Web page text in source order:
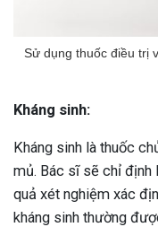
Sử dụng thuốc điều trị
Kháng sinh:
Kháng sinh là thuốc
mủ. Bác sĩ sẽ chỉ định
quả xét nghiệm xác
kháng sinh thường